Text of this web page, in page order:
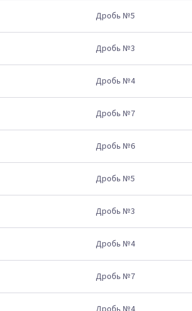
Дробь №5
Дробь №3
Дробь №4
Дробь №7
Дробь №6
Дробь №5
Дробь №3
Дробь №4
Дробь №7